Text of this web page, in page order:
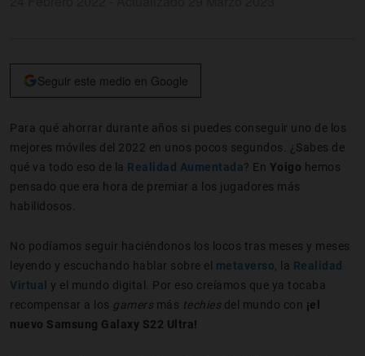
Seguir este medio en Google
Para qué ahorrar durante años si puedes conseguir uno de los
mejores móviles del 2022 en unos pocos segundos. ¿Sabes de
qué va todo eso de la Realidad Aumentada? En Yoigo hemos
pensado que era hora de premiar a los jugadores más
habilidosos.
No podíamos seguir haciéndonos los locos tras meses y meses
leyendo y escuchando hablar sobre el metaverso , la Realidad
Virtual
y el mundo digital. Por eso creíamos que ya tocaba
recompensar a los gamers más techies del mundo con ¡el
nuevo Samsung Galaxy S22 Ultra!